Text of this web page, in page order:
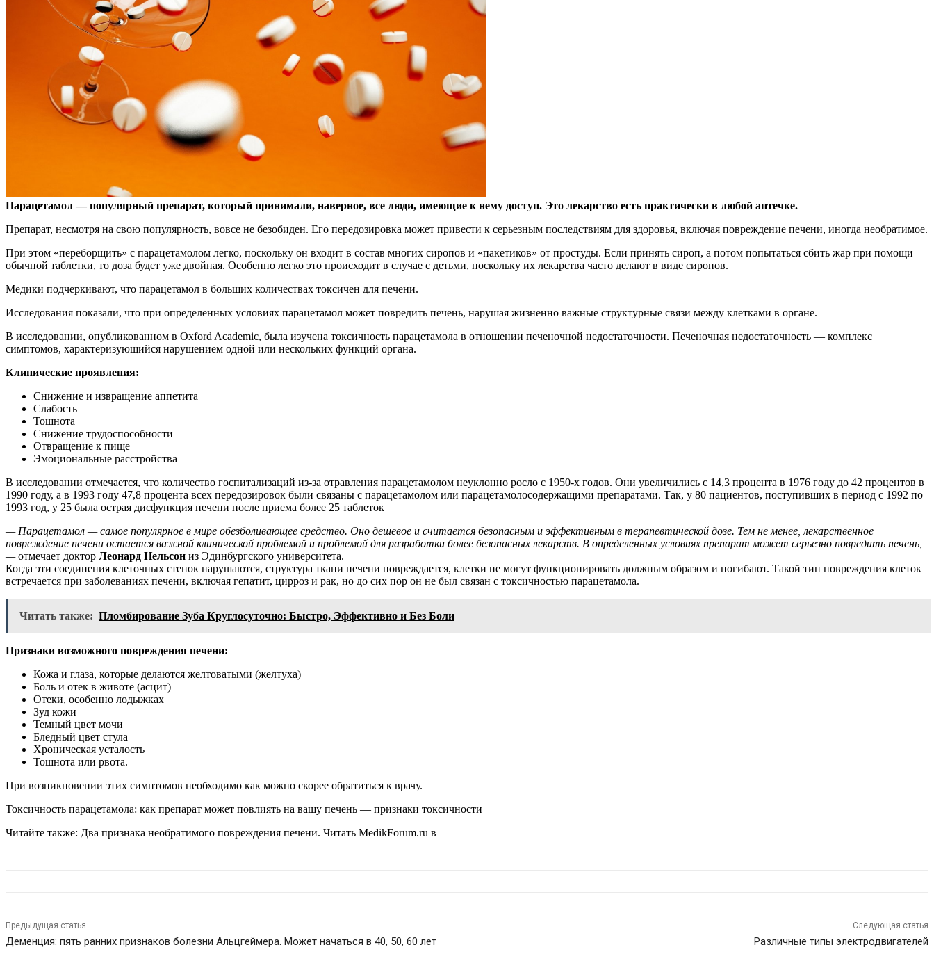
Парацетамол — популярный препарат, который принимали, наверное, все люди, имеющие к нему доступ. Это лекарство есть практически в любой аптечке.
Препарат, несмотря на свою популярность, вовсе не безобиден. Его передозировка может привести к серьезным последствиям для здоровья, включая повреждение печени, иногда необратимое.
При этом «переборщить» с парацетамолом легко, поскольку он входит в состав многих сиропов и «пакетиков» от простуды. Если принять сироп, а потом попытаться сбить жар при помощи
обычной таблетки, то доза будет уже двойная. Особенно легко это происходит в случае с детьми, поскольку их лекарства часто делают в виде сиропов.
Медики подчеркивают, что парацетамол в больших количествах токсичен для печени.
Исследования показали, что при определенных условиях парацетамол может повредить печень, нарушая жизненно важные структурные связи между клетками в органе.
В исследовании, опубликованном в Oxford Academic, была изучена токсичность парацетамола в отношении печеночной недостаточности. Печеночная недостаточность — комплекс
симптомов, характеризующийся нарушением одной или нескольких функций органа.
Клинические проявления:
Снижение и извращение аппетита
Слабость
Тошнота
Снижение трудоспособности
Отвращение к пище
Эмоциональные расстройства
В исследовании отмечается, что количество госпитализаций из-за отравления парацетамолом неуклонно росло с 1950-х годов. Они увеличились с 14,3 процента в 1976 году до 42 процентов в
1990 году, а в 1993 году 47,8 процента всех передозировок были связаны с парацетамолом или парацетамолосодержащими препаратами. Так, у 80 пациентов, поступивших в период с 1992 по
1993 год, у 25 была острая дисфункция печени после приема более 25 таблеток
— Парацетамол — самое популярное в мире обезболивающее средство. Оно дешевое и считается безопасным и эффективным в терапевтической дозе. Тем не менее, лекарственное
повреждение печени остается важной клинической проблемой и проблемой для разработки более безопасных лекарств. В определенных условиях препарат может серьезно повредить печень,
—отмечает доктор Леонард Нельсон из Эдинбургского университета.
Когда эти соединения клеточных стенок нарушаются, структура ткани печени повреждается, клетки не могут функционировать должным образом и погибают. Такой тип повреждения клеток
встречается при заболеваниях печени, включая гепатит, цирроз и рак, но до сих пор он не был связан с токсичностью парацетамола.
Читать также: Пломбирование Зуба Круглосуточно: Быстро, Эффективно и Без Боли
Признаки возможного повреждения печени:
Кожа и глаза, которые делаются желтоватыми (желтуха)
Боль и отек в животе (асцит)
Отеки, особенно лодыжках
Зуд кожи
Темный цвет мочи
Бледный цвет стула
Хроническая усталость
Тошнота или рвота.
При возникновении этих симптомов необходимо как можно скорее обратиться к врачу.
Токсичность парацетамола: как препарат может повлиять на вашу печень — признаки токсичности
Читайте также: Два признака необратимого повреждения печени. Читать MedikForum.ru в
Предыдущая статья
Деменция: пять ранних признаков болезни Альцгеймера. Может начаться в 40, 50, 60 лет
Следующая статья
Различные типы электродвигателей